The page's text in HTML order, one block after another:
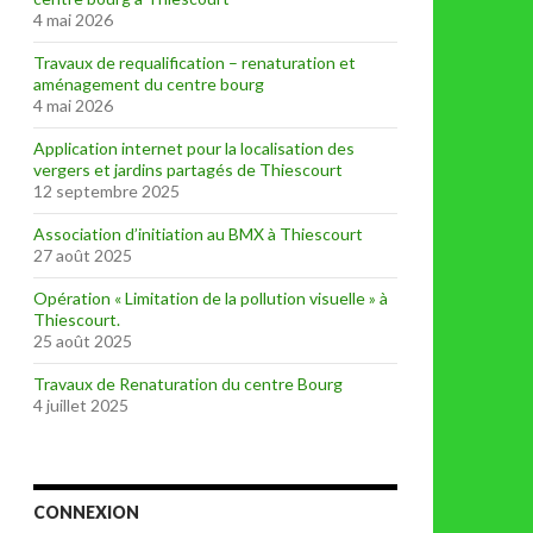
4 mai 2026
Travaux de requalification – renaturation et
aménagement du centre bourg
4 mai 2026
Application internet pour la localisation des
vergers et jardins partagés de Thiescourt
12 septembre 2025
Association d’initiation au BMX à Thiescourt
27 août 2025
Opération « Limitation de la pollution visuelle » à
Thiescourt.
25 août 2025
Travaux de Renaturation du centre Bourg
4 juillet 2025
CONNEXION